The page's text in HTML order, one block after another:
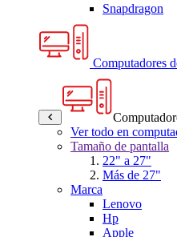
Snapdragon
Computadores
Ver todo en
Tamaño de pantalla
22" a 27"
Más de 27"
Marca
Lenovo
Hp
Apple